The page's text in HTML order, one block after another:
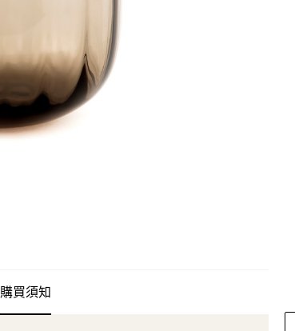
購買須知